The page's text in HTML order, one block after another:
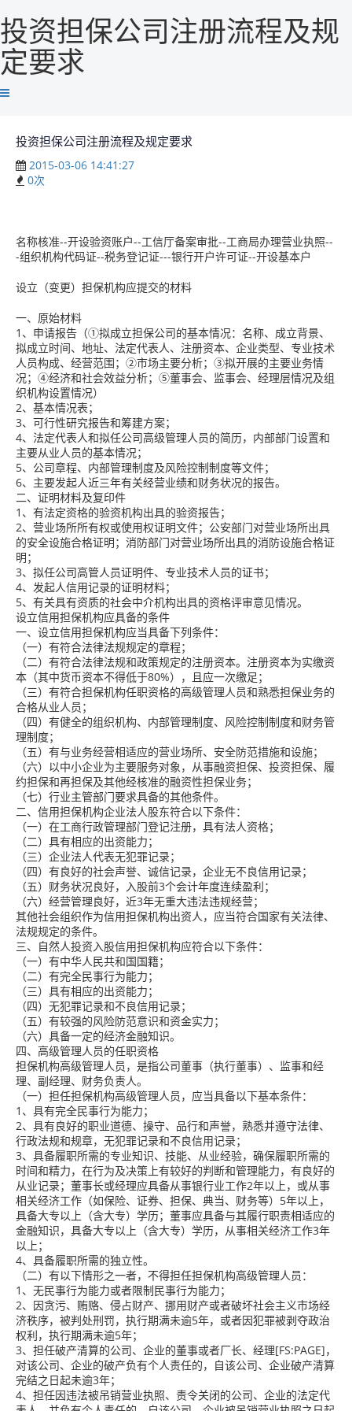
投资担保公司注册流程及规
定要求
投资担保公司注册流程及规定要求
2015-03-06 14:41:27
0次
名称核准--开设验资账户--工信厅备案审批--工商局办理营业执照--
-组织机构代码证--税务登记证---银行开户许可证--开设基本户
设立（变更）担保机构应提交的材料
一、原始材料
1、申请报告（①拟成立担保公司的基本情况：名称、成立背景、
拟成立时间、地址、法定代表人、注册资本、企业类型、专业技术
人员构成、经营范围；②市场主要分析；③拟开展的主要业务情
况；④经济和社会效益分析；⑤董事会、监事会、经理层情况及组
织机构设置情况）
2、基本情况表；
3、可行性研究报告和筹建方案；
4、法定代表人和拟任公司高级管理人员的简历，内部部门设置和
主要从业人员的基本情况；
5、公司章程、内部管理制度及风险控制制度等文件；
6、主要发起人近三年有关经营业绩和财务状况的报告。
二、证明材料及复印件
1、有法定资格的验资机构出具的验资报告；
2、营业场所所有权或使用权证明文件；公安部门对营业场所出具
的安全设施合格证明；消防部门对营业场所出具的消防设施合格证
明；
3、拟任公司高管人员证明件、专业技术人员的证书；
4、发起人信用记录的证明材料；
5、有关具有资质的社会中介机构出具的资格评审意见情况。
设立信用担保机构应具备的条件
一、设立信用担保机构应当具备下列条件：
（一）有符合法律法规规定的章程；
（二）有符合法律法规和政策规定的注册资本。注册资本为实缴资
本（其中货币资本不得低于80%），且应一次缴足；
（三）有符合担保机构任职资格的高级管理人员和熟悉担保业务的
合格从业人员；
（四）有健全的组织机构、内部管理制度、风险控制制度和财务管
理制度；
（五）有与业务经营相适应的营业场所、安全防范措施和设施；
（六）以中小企业为主要服务对象，从事融资担保、投资担保、履
约担保和再担保及其他经核准的融资性担保业务；
（七）行业主管部门要求具备的其他条件。
二、信用担保机构企业法人股东符合以下条件：
（一）在工商行政管理部门登记注册，具有法人资格；
（二）具有相应的出资能力；
（三）企业法人代表无犯罪记录；
（四）有良好的社会声誉、诚信记录，企业无不良信用记录；
（五）财务状况良好，入股前3个会计年度连续盈利；
（六）经营管理良好，近3年无重大违法违规经营；
其他社会组织作为信用担保机构出资人，应当符合国家有关法律、
法规规定的条件。
三、自然人投资入股信用担保机构应符合以下条件：
（一）有中华人民共和国国籍；
（二）有完全民事行为能力；
（三）具有相应的出资能力；
（四）无犯罪记录和不良信用记录；
（五）有较强的风险防范意识和资金实力；
（六）具备一定的经济金融知识。
四、高级管理人员的任职资格
担保机构高级管理人员，是指公司董事（执行董事）、监事和经
理、副经理、财务负责人。
（一）担任担保机构高级管理人员，应当具备以下基本条件：
1、具有完全民事行为能力；
2、具有良好的职业道德、操守、品行和声誉，熟悉并遵守法律、
行政法规和规章，无犯罪记录和不良信用记录；
3、具备履职所需的专业知识、技能、从业经验，确保履职所需的
时间和精力，在行为及决策上有较好的判断和管理能力，有良好的
从业记录；董事长或经理应具备从事银行业工作2年以上，或从事
相关经济工作（如保险、证券、担保、典当、财务等）5年以上，
具备大专以上（含大专）学历；董事应具备与其履行职责相适应的
金融知识，具备大专以上（含大专）学历，从事相关经济工作3年
以上；
4、具备履职所需的独立性。
（二）有以下情形之一者，不得担任担保机构高级管理人员：
1、无民事行为能力或者限制民事行为能力；
2、因贪污、贿赂、侵占财产、挪用财产或者破坏社会主义市场经
济秩序，被判处刑罚，执行期满未逾5年，或者因犯罪被剥夺政治
权利，执行期满未逾5年；
3、担任破产清算的公司、企业的董事或者厂长、经理[FS:PAGE]，
对该公司、企业的破产负有个人责任的，自该公司、企业破产清算
完结之日起未逾3年；
4、担任因违法被吊销营业执照、责令关闭的公司、企业的法定代